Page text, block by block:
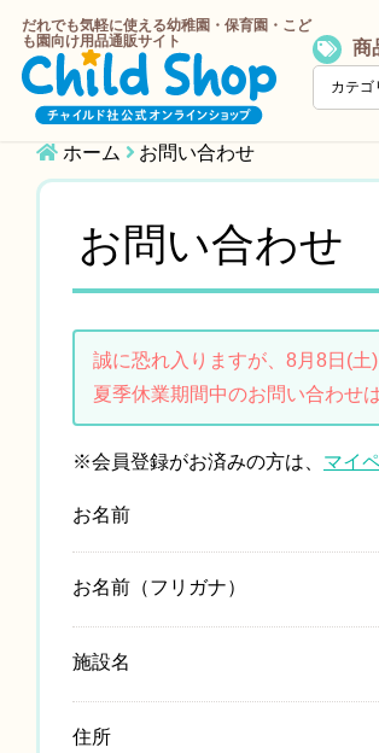
だれでも気軽に使える幼稚園・保育園・こど
も園向け用品通販サイト
商
ホーム お問い合わせ
お問い合わせ
誠に恐れ入りますが、8月8日(土
夏季休業期間中のお問い合わせ
※会員登録がお済みの方は、 マイ
お名前
お名前（フリガナ）
施設名
住所